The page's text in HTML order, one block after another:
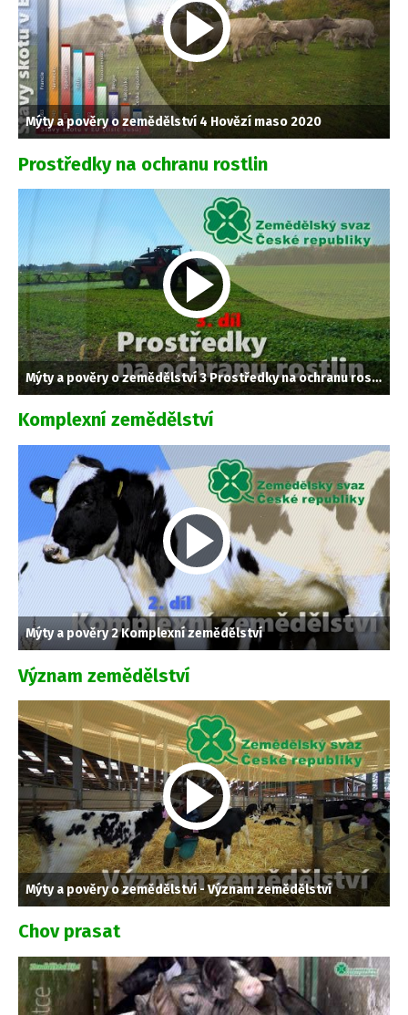
Mýty a pověry o zemědělství 4 Hovězí maso 2020
Prostředky na ochranu rostlin
Mýty a pověry o zemědělství 3 Prostředky na ochranu rostlin
Komplexní zemědělství
Mýty a pověry 2 Komplexní zemědělství
Význam zemědělství
Mýty a pověry o zemědělství - Význam zemědělství
Chov prasat